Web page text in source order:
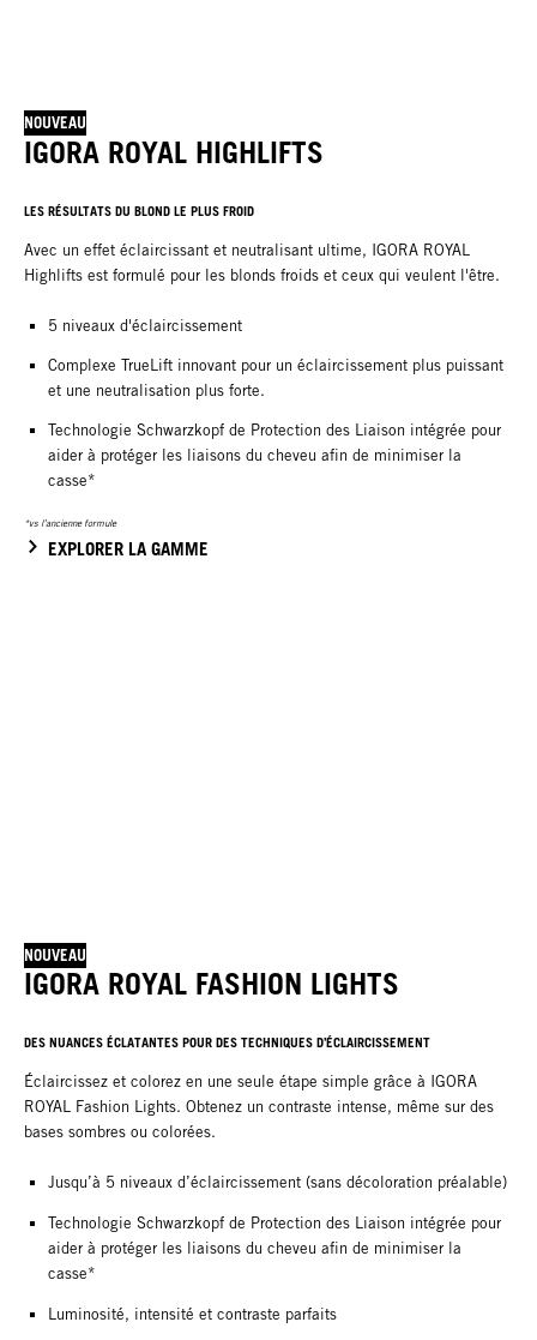
NOUVEAU
IGORA ROYAL HIGHLIFTS
LES RÉSULTATS DU BLOND LE PLUS FROID
Avec un effet éclaircissant et neutralisant ultime, IGORA ROYAL
Highlifts est formulé pour les blonds froids et ceux qui veulent l'être.
5 niveaux d'éclaircissement
Complexe TrueLift innovant pour un éclaircissement plus puissant
et une neutralisation plus forte.
Technologie Schwarzkopf de Protection des Liaison intégrée pour
aider à protéger les liaisons du cheveu afin de minimiser la
casse*
*vs l’ancienne formule
EXPLORER LA GAMME
NOUVEAU
IGORA ROYAL FASHION LIGHTS
DES NUANCES ÉCLATANTES POUR DES TECHNIQUES D’ÉCLAIRCISSEMENT
Éclaircissez et colorez en une seule étape simple grâce à IGORA
ROYAL Fashion Lights. Obtenez un contraste intense, même sur des
bases sombres ou colorées.
Jusqu’à 5 niveaux d’éclaircissement (sans décoloration préalable)
Technologie Schwarzkopf de Protection des Liaison intégrée pour
aider à protéger les liaisons du cheveu afin de minimiser la
casse*
Luminosité, intensité et contraste parfaits